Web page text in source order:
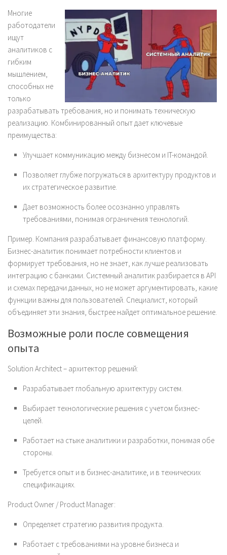
Многие
работодатели
ищут
аналитиков с
гибким
мышлением,
способных не
только
разрабатывать требования, но и понимать техническую
реализацию. Комбинированный опыт дает ключевые
преимущества:
Улучшает коммуникацию между бизнесом и IT-командой.
Позволяет глубже погружаться в архитектуру продуктов и
их стратегическое развитие.
Дает возможность более осознанно управлять
требованиями, понимая ограничения технологий.
Пример. Компания разрабатывает финансовую платформу.
Бизнес-аналитик понимает потребности клиентов и
формирует требования, но не знает, как лучше реализовать
интеграцию с банками. Системный аналитик разбирается в API
и схемах передачи данных, но не может аргументировать, какие
функции важны для пользователей. Специалист, который
объединяет эти знания, быстрее найдет оптимальное решение.
Возможные роли после совмещения
опыта
Solution Architect – архитектор решений:
Разрабатывает глобальную архитектуру систем.
Выбирает технологические решения с учетом бизнес-
целей.
Работает на стыке аналитики и разработки, понимая обе
стороны.
Требуется опыт и в бизнес-аналитике, и в технических
спецификациях.
Product Owner / Product Manager:
Определяет стратегию развития продукта.
Работает с требованиями на уровне бизнеса и